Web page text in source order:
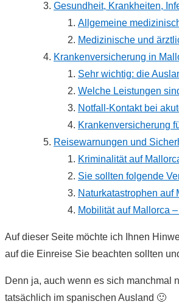
Gesundheit, Krankheiten,
Allgemeine
Medizinische und
Krankenversicherung in
Sehr wichtig: die
Welche Leistungen
Notfall­-Kontakt bei
Krankenversicherung
Reisewarnungen und
Kriminalität auf
Sie sollten folgende
Natur­katas­trophen auf
Mobilität auf Mallorca
Auf dieser Seite möchte ich Ihnen
auf die Einreise Sie beachten sollten
Denn ja, auch wenn es sich manchmal
tatsächlich im spanischen Ausland 🙂